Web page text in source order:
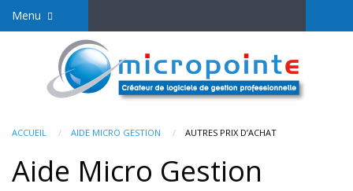
Menu
ACCUEIL AIDE MICRO GESTION AUTRES PRIX D’ACHAT
Aide Micro Gestion